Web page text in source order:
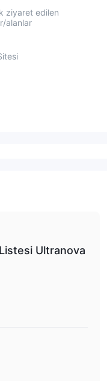
ziyaret edilen
alanlar
Ultranova